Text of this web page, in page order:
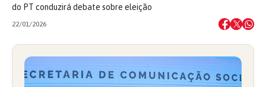
do PT conduzirá debate sobre eleição
22/01/2026